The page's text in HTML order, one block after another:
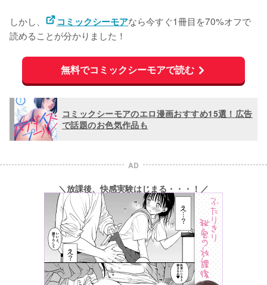
しかし、 コミックシーモアなら今すぐ1冊目を70%オフで
読めることが分かりました！
無料でコミックシーモアで読む
コミックシーモアのエロ漫画おすすめ15選！広告
で話題のお色気作品も
AD
＼放課後、快感実験はじまる・・・！／